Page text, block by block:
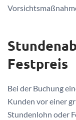
Festpreis
Bei der Buchung
Kunden vor einer
Stundenlohn oder